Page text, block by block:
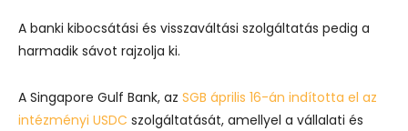
A banki kibocsátási és visszaváltási szolgáltatás pedig a
harmadik sávot rajzolja ki.
A Singapore Gulf Bank, az SGB április 16-án indította el az
intézményi USDC szolgáltatását, amellyel a vállalati és